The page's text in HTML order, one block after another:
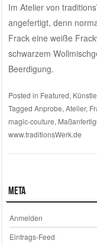
Im Atelier von
angefertigt, denn
Frack eine weiße
schwarzem
Beerdigung.
Posted in Featured,
Tagged Anprobe, Atelier,
magic-couture,
www.traditionsWerk.de
Meta
Anmelden
Eintrags-Feed